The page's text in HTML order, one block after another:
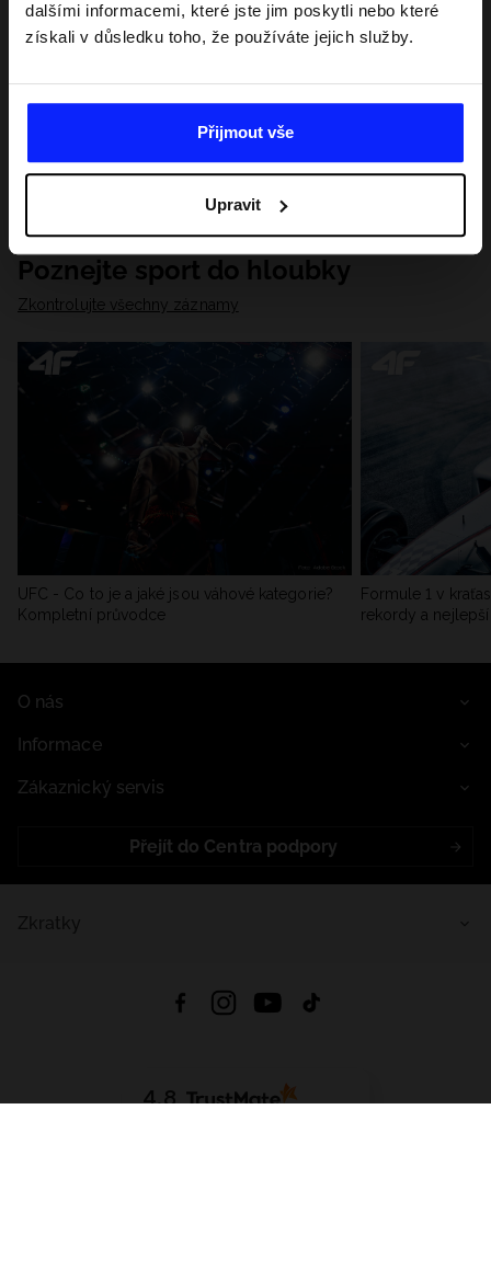
dalšími informacemi, které jste jim poskytli nebo které
získali v důsledku toho, že používáte jejich služby.
Přijmout vše
Upravit
Poznejte sport do hloubky
Zkontrolujte všechny záznamy
UFC - Co to je a jaké jsou váhové kategorie?
Kompletní průvodce
Formule 1 v
rekordy a
O nás
Informace
Zákaznický servis
Přejít do Centra podpory
4.8